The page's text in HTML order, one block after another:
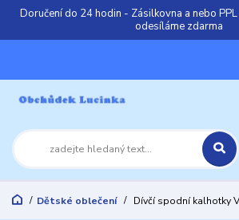
Doručení do 24 hodin - Zásilkovna a nebo
odesíláme zdarma
Dětské oblečení Dívčí spodní kalhotky